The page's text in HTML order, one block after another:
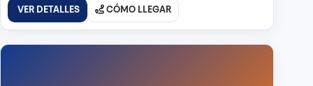
VER DETALLES CÓMO LLEGAR